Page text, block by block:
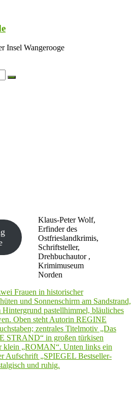
Insel Wangerooge
Klaus-Peter Wolf,
Erfinder des
Ostfrieslandkrimis,
Schriftsteller,
Drehbuchautor ,
Krimimuseum
Norden